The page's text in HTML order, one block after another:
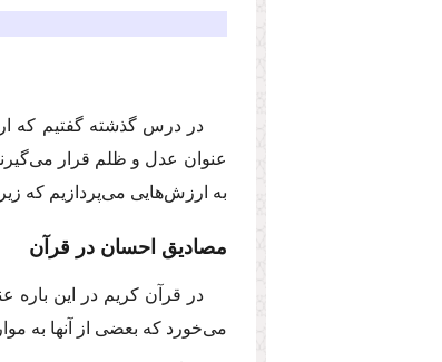
در درس گذشته گفتیم كه
عنوان عدل و ظلم قرار
به ارزش‌هایی می‌پردازیم كه
مصادیق احسان در قرآن
در قرآن كریم در این باره
می‌خورد كه بعضی از آنها به